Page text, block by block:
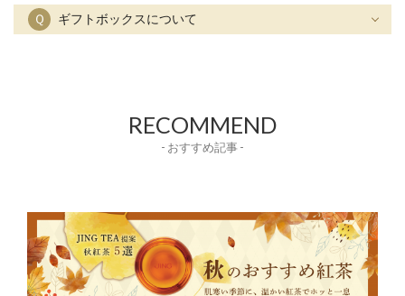
Ｑ ギフトボックスについて
RECOMMEND
- おすすめ記事 -